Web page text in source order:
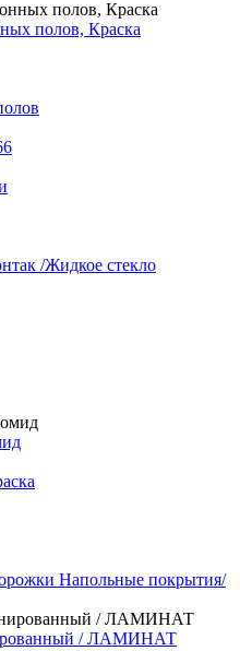
полов, Краска
/Жидкое стекло
Напольные покрытия/
/ ЛАМИНАТ